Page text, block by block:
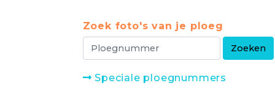
Zoek foto's van je ploeg
Speciale ploegnummers